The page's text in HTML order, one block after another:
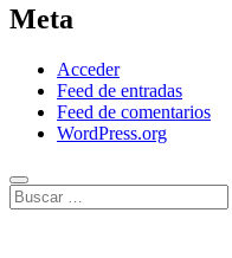
Meta
Acceder
Feed de entradas
Feed de comentarios
WordPress.org
Buscar: